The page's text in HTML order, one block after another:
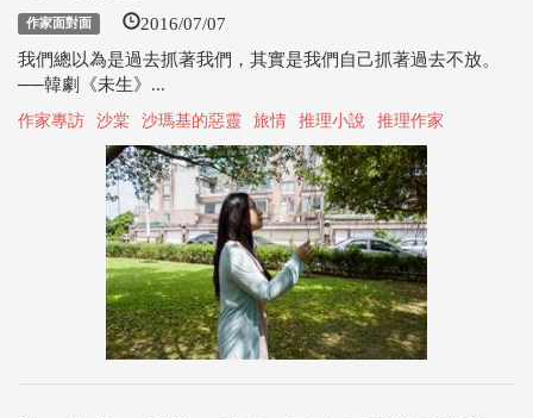
作家面對面 2016/07/07
我們總以為是過去抓著我們，其實是我們自己抓著過去不放。
──韓劇《未生》...
作家專訪 沙棠 沙瑪基的惡靈 旅情 推理小說 推理作家